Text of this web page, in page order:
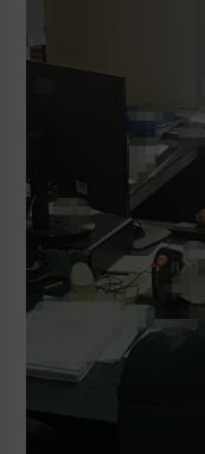
skarbonki
Wielkiej